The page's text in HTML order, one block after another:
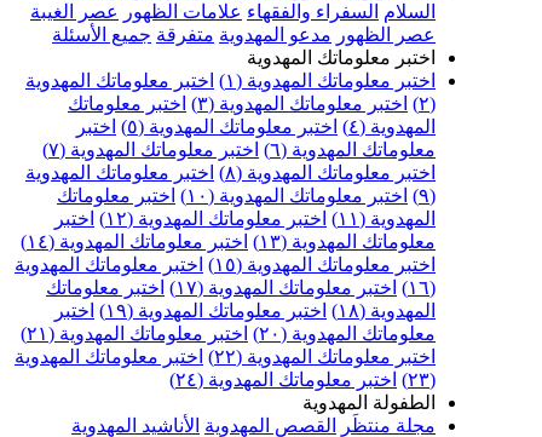
السلام السفراء والفقهاء علامات الظهور
عصر الغيبة
عصر الظهور مدعو المهدوية متفرقة جميع الأسئلة
اختبر معلوماتك المهدوية
اختبر معلوماتك المهدوية (١)
اختبر معلوماتك المهدوية
(٢)
اختبر معلوماتك المهدوية (٣)
اختبر معلوماتك
المهدوية (٤)
اختبر معلوماتك المهدوية (٥)
اختبر
معلوماتك المهدوية (٦)
اختبر معلوماتك المهدوية (٧)
اختبر معلوماتك المهدوية (٨)
اختبر معلوماتك المهدوية
(٩)
اختبر معلوماتك المهدوية (١٠)
اختبر معلوماتك
المهدوية (١١)
اختبر معلوماتك المهدوية (١٢)
اختبر
معلوماتك المهدوية (١٣)
اختبر معلوماتك المهدوية (١٤)
اختبر معلوماتك المهدوية (١٥)
اختبر معلوماتك المهدوية
(١٦)
اختبر معلوماتك المهدوية (١٧)
اختبر معلوماتك
المهدوية (١٨)
اختبر معلوماتك المهدوية (١٩)
اختبر
معلوماتك المهدوية (٢٠)
اختبر معلوماتك المهدوية (٢١)
اختبر معلوماتك المهدوية (٢٢)
اختبر معلوماتك المهدوية
(٢٣)
اختبر معلوماتك المهدوية (٢٤)
الطفولة المهدوية
مجلة منتظَر
القصص المهدوية الأناشيد المهدوية